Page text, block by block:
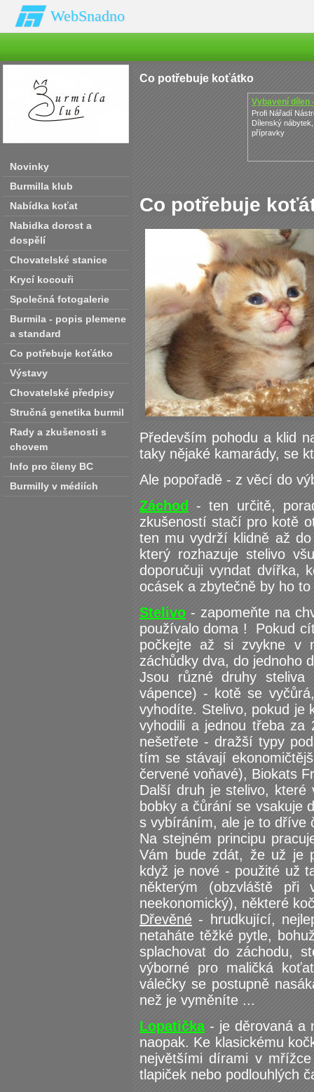
WebSnadno
Novinky
Burmilla klub
Nabídka koťat
Nabidka dorost a
dospělí
Chovatelské stanice
Krycí kocouři
Společná fotogalerie
Burmila - popis plemene
a standard
Co potřebuje koťátko
Výstavy
Chovatelské předpisy
Stručná genetika burmil
Rady a zkušenosti s
chovem
Info pro členy BC
Burmilly v médiích
Co potřebuje koťátko
Vybavení dílen
Profi Nářadí
Dílenský
přípravky
Co potřebuje
Především pohodu a klid
taky nějaké kamarády, se
Ale popořadě - z věcí do
Záchod
- ten určitě,
zkušeností stačí pro kotě
ten mu vydrží klidně až
který rozhazuje stelivo
doporučuji vyndat dvířka,
ocásek a zbytečně by ho
Stelivo - zapomeňte na
používalo doma ! Pokud
počkejte až si zvykne v
záchůdky dva, do jednoho
Jsou různé druhy
vápence) - kotě se
vyhodíte. Stelivo, pokud je
vyhodili a jednou třeba
nešetřete - dražší typy
tím se stávají
červené voňavé), Biokats
Další druh je stelivo,
bobky a čůrání se vsakuje
s vybíráním, ale je to dříve
Na stejném principu
Vám bude zdát, že už je
když je nové - použité už
některým (obzvláště
neekonomický), některé
Dřevěné - hrudkující,
netaháte těžké pytle,
splachovat do záchodu,
výborné pro maličká
válečky se postupně
než je vyměníte ...
Lopatička - je děrovaná a
naopak. Ke klasickému
největšími dírami v
tlapiček nebo podlouhlých